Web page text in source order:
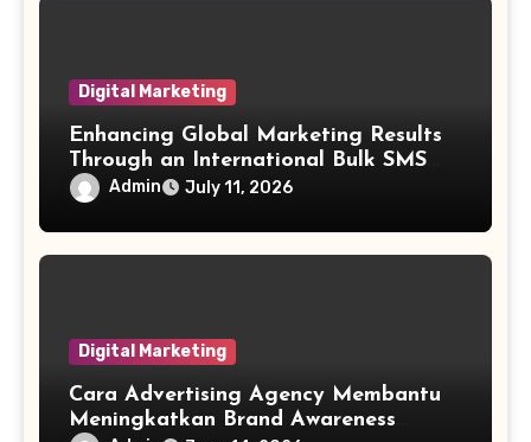
Digital Marketing
Enhancing Global Marketing Results
Through an International Bulk SMS
Platform and Bulk Marketing SMS
Integration
Admin July 11, 2026
Digital Marketing
Cara Advertising Agency Membantu
Meningkatkan Brand Awareness